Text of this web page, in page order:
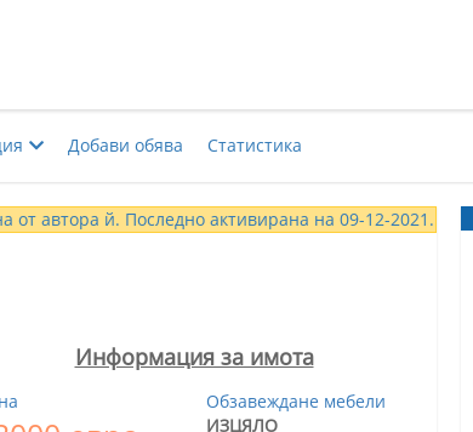
Добави обява Статистика
от автора й. Последно активирана на 09-12-2021.
Информация за имота
Обзавеждане мебели
ИЗЦЯЛО